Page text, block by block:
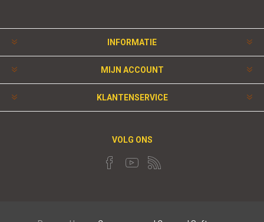
INFORMATIE
MIJN ACCOUNT
KLANTENSERVICE
VOLG ONS